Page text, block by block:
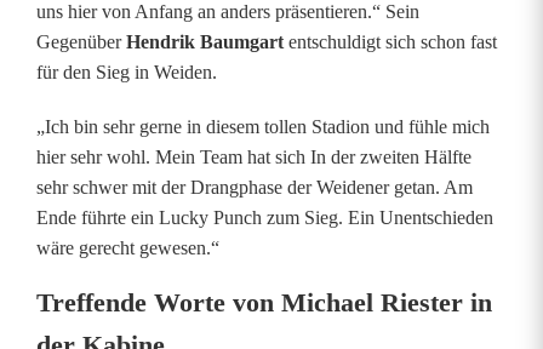
g
g
W
e
i
d
e
uns hier von Anfang an anders präsentieren.“ Sein
GegenüberHendrik Baumgart entschuldigt sich schon fast
für den Sieg in Weiden.
„Ich bin sehr gerne in diesem tollen Stadion und fühle mich
hier sehr wohl. Mein Team hat sich In der zweiten Hälfte
sehr schwer mit der Drangphase der Weidener getan. Am
Ende führte ein Lucky Punch zum Sieg. Ein Unentschieden
wäre gerecht gewesen.“
Treffende Worte von Michael Riester in